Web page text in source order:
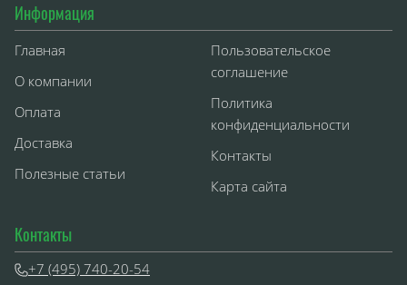
Информация
Главная
О компании
Оплата
Доставка
Полезные статьи
Пользовательское
соглашение
Политика
конфиденциальности
Контакты
Карта сайта
Контакты
+7 (495) 740-20-54